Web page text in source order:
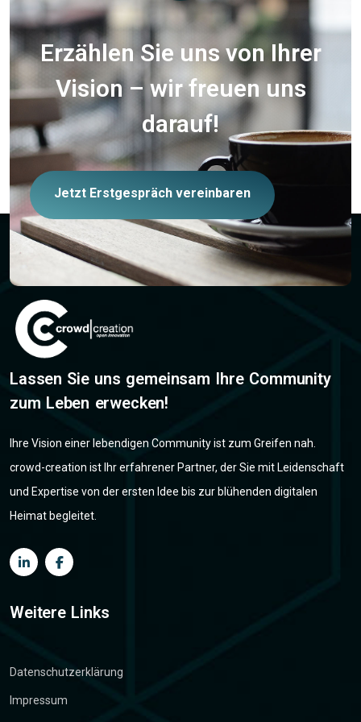
Erzählen Sie uns von Ihrer
Vision – wir freuen uns
darauf!
Jetzt Erstgespräch vereinbaren
Lassen Sie uns gemeinsam Ihre Community
zum Leben erwecken!
Ihre Vision einer lebendigen Community ist zum Greifen nah.
crowd-creation ist Ihr erfahrener Partner, der Sie mit Leidenschaft
und Expertise von der ersten Idee bis zur blühenden digitalen
Heimat begleitet.
Weitere Links
Datenschutzerklärung
Impressum